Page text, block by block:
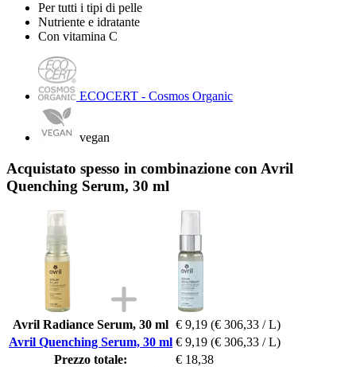
Per tutti i tipi di pelle
Nutriente e idratante
Con vitamina C
ECOCERT - Cosmos Organic
vegan
Acquistato spesso in combinazione con Avril
Quenching Serum, 30 ml
Avril Radiance Serum, 30 ml € 9,19 (€ 306,33 / L)
Avril Quenching Serum, 30 ml € 9,19 (€ 306,33 / L)
Prezzo totale:
€ 18,38